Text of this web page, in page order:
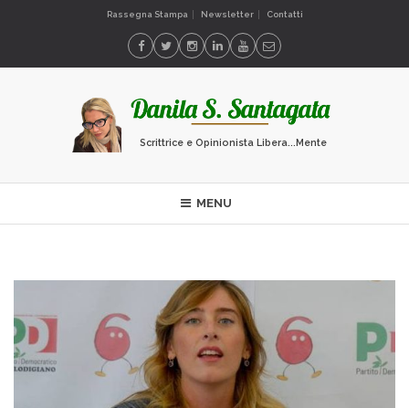
Rassegna Stampa Newsletter Contatti
Scrittrice e Opinionista Libera...Mente
MENU